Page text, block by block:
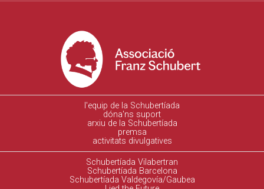
l'equip de la Schubertíada
dóna'ns suport
arxiu de la Schubertíada
premsa
activitats divulgatives
Schubertíada Vilabertran
Schubertíada Barcelona
Schubertíada Valdegovía/Gaubea